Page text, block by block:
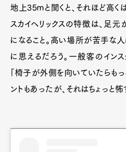
地上35mと聞くと、それほど高く
スカイヘリックスの特徴は、足
になること。高い場所が苦手な
に思えるだろう。一般客のイン
「椅子が外側を向いていたらもっ
ントもあったが、それはちょっと怖